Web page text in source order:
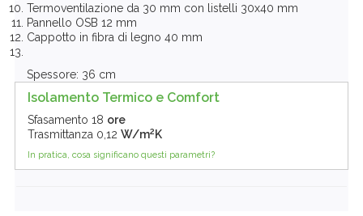
Termoventilazione da 30 mm con listelli 30x40 mm
Pannello OSB 12 mm
Cappotto in fibra di legno 40 mm
Spessore: 36 cm
Isolamento Termico e Comfort
Sfasamento 18 ore
Trasmittanza 0,12 W/m2 K
In pratica, cosa significano questi parametri?